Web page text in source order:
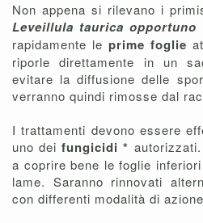
Non appena si rilevano i
Leveillula taurica opportuno
rapidamente le prime foglie
riporle direttamente in un
evitare la diffusione delle
verranno quindi rimosse dal
I trattamenti devono essere
uno deifungicidi *
a coprire bene le foglie
lame. Saranno rinnovati
con differenti modalità di